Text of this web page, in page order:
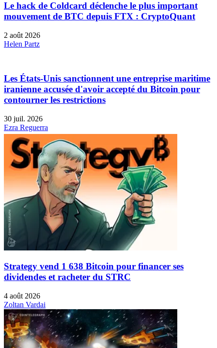
Le hack de Coldcard déclenche le plus important
mouvement de BTC depuis FTX : CryptoQuant
2 août 2026
Helen Partz
Les États-Unis sanctionnent une entreprise maritime
iranienne accusée d'avoir accepté du Bitcoin pour
contourner les restrictions
30 juil. 2026
Ezra Reguerra
Strategy vend 1 638 Bitcoin pour financer ses
dividendes et racheter du STRC
4 août 2026
Zoltan Vardai